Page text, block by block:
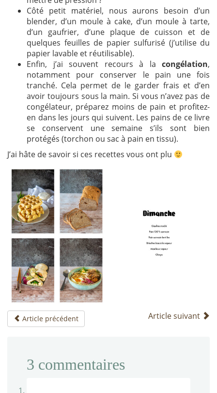
Côté petit matériel, nous aurons besoin d’un
blender, d’un moule à cake, d’un moule à tarte,
d’un gaufrier, d’une plaque de cuisson et de
quelques feuilles de papier sulfurisé (j’utilise du
papier lavable et réutilisable).
Enfin, j’ai souvent recours à la congélation,
notamment pour conserver le pain une fois
tranché. Cela permet de le garder frais et d’en
avoir toujours sous la main. Si vous n’avez pas de
congélateur, préparez moins de pain et profitez-
en dans les jours qui suivent. Les pains de ce livre
se conservent une semaine s’ils sont bien
protégés (torchon ou sac à pain en tissu).
J’ai hâte de savoir si ces recettes vous ont plu
Article précédent Article suivant
3 commentaires